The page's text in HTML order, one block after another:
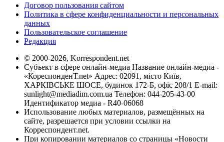
Договор пользования сайтом
Политика в сфере конфиденциальности и персональных
данных
Пользовательское соглашение
Редакция
© 2000-2026, Korrespondent.net
Субъект в сфере онлайн-медиа Название онлайн-медиа -
«КореспонденТ.net» Адрес: 02091, місто Київ,
ХАРКІВСЬКЕ ШОСЕ, будинок 172-Б, офіс 208/1 E-mail:
sunlight@mediadim.com.ua Телефон: 044-205-43-00
Идентификатор медиа - R40-06068
Использование любых материалов, размещённых на
сайте, разрешается при условии ссылки на
Корреспондент.net.
При копировании материалов со страницы «Новости